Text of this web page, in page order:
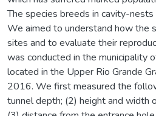
The species breeds in cavity-
We aimed to understand how the
sites and to evaluate their
was conducted in the municipality
located in the Upper Rio Grande
2016. We first measured the
tunnel depth; (2) height and width